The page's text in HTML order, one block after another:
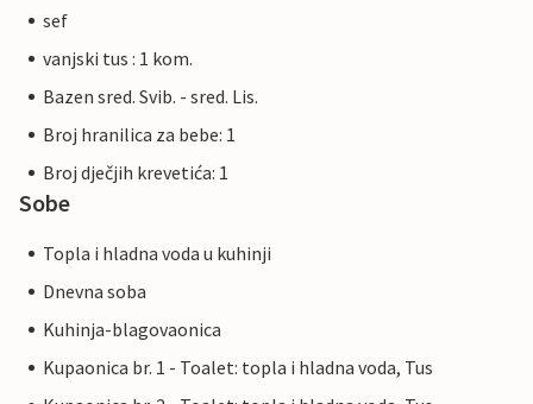
sef
vanjski tus : 1 kom.
Bazen sred. Svib. - sred. Lis.
Broj hranilica za bebe: 1
Broj dječjih krevetića: 1
Sobe
Topla i hladna voda u kuhinji
Dnevna soba
Kuhinja-blagovaonica
Kupaonica br. 1 - Toalet: topla i hladna voda, Tus